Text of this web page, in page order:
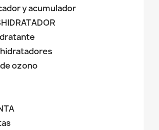
y acumulador
ozono